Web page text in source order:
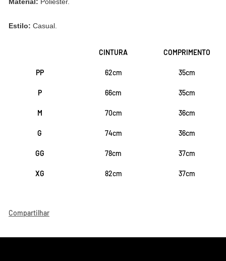
Estilo: Casual.
CINTURA COMPRIMENTO
PP 62cm 35cm
P 66cm 35cm
M 70cm 36cm
G 74cm 36cm
GG 78cm 37cm
XG 82cm 37cm
Compartilhar